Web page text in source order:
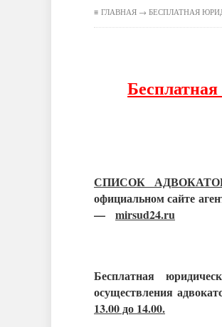
≡ ГЛАВНАЯ → БЕСПЛАТНАЯ
СПИСОК
официальном сайте
—
mirsud24.ru
Бесплатная
осуществления
13.00 до 14.00.